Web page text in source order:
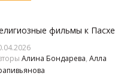
фильмы к Пасхе
Алина Бондарева, Алла